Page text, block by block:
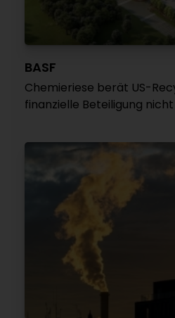
BASF
Chemieriese berät US-
finanzielle Beteiligung